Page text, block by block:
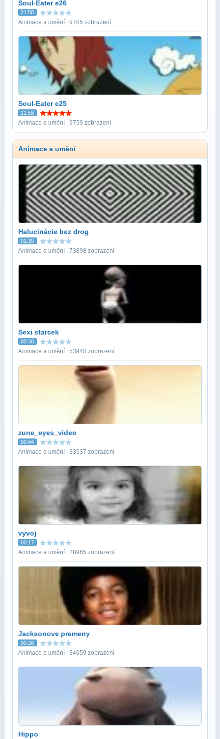
Soul-Eater e26
21:58
Animace a umění | 9785 zobrazení
Soul-Eater e25
21:58
Animace a umění | 9759 zobrazení
Animace a umění
Halucinácie bez drog
01:39
Animace a umění | 73898 zobrazení
Sexi starcek
00:30
Animace a umění | 53940 zobrazení
zune_eyes_video
00:44
Animace a umění | 33537 zobrazení
vyvoj
00:17
Animace a umění | 28965 zobrazení
Jacksonove premeny
00:26
Animace a umění | 34059 zobrazení
Hippo